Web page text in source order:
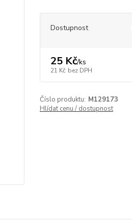
Dostupnost
25 Kč/ks
21 Kč bez DPH
Číslo produktu: M129173
Hlídat cenu / dostupnost